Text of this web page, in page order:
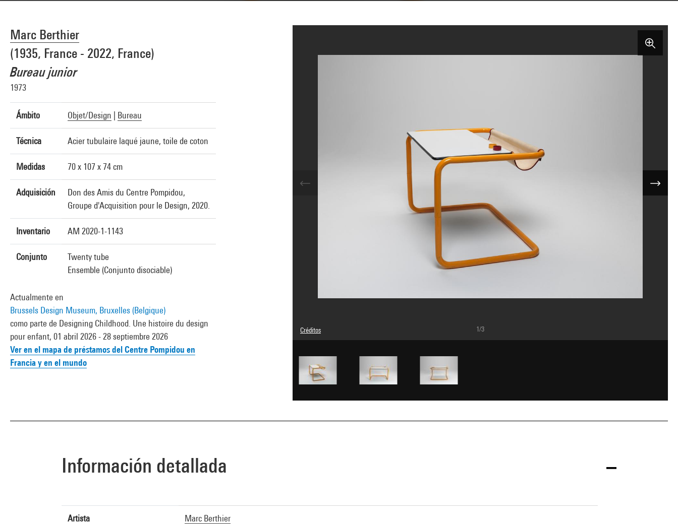
Marc Berthier
(1935, France - 2022, France)
Bureau junior
1973
Ámbito Objet/Design Bureau
Técnica Acier tubulaire laqué jaune, toile de coton
Medidas 70 x 107 x 74 cm
Adquisición
Don des Amis du Centre Pompidou,
Groupe d'Acquisition pour le Design, 2020.
Inventario AM 2020-1-1143
Conjunto
Twenty tube
Ensemble (Conjunto disociable)
Actualmente en
Brussels Design Museum, Bruxelles (Belgique)
como parte de Designing Childhood. Une histoire du design
pour enfant, 01 abril 2026 - 28 septiembre 2026
Ver en el mapa de préstamos del Centre Pompidou en
Francia y en el mundo
Créditos
© Marc Berthier
Difusión de la imagen :
GrandPalaisRmnPhoto
1/3
Información detallada
Artista
Marc Berthier